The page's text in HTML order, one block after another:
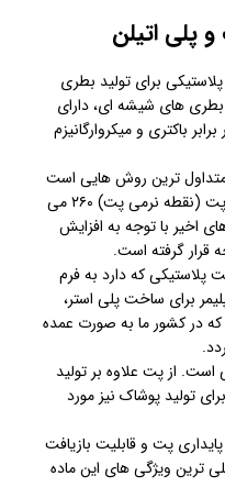
پلی اتیلن
برای تولید بطری
های شیشه ای، دارای
باکتری و میکروارگانیزم
ترین روش هایی است
که می توان به آن اشاره نمود. نقطه ذوب پت (نقطه نرمی پت) ۲۶۰ می
اخیر با توجه به افزایش
گرفته است.
پلاستیکی که دارد به فرم
برای ساخت پلی استر،
که در کشور ما به صورت عمده
از پت علاوه بر تولید
تولید پوشاک نیز مورد
پت و قابلیت بازیافت
ترین ویژگی های این ماده